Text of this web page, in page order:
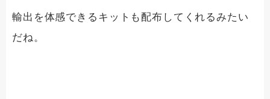
輸出を体感できるキットも配布してくれるみたい
だね。